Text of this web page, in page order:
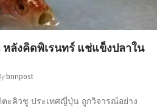
ลังคิดพิเรนทร์ แช่แข็งปลาใน
bnnpost
ตะคิวชู ประเทศญี่ปุ่น ถูกวิจารณ์อย่าง